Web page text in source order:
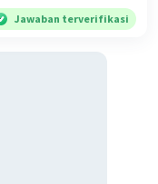
Jawaban terverifikasi